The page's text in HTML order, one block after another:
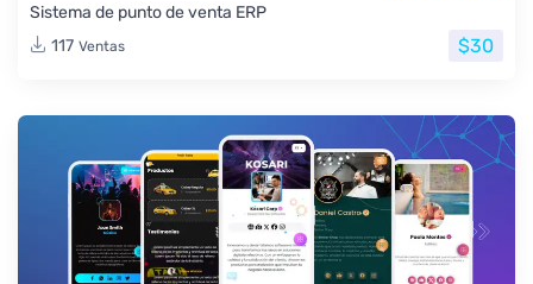
Sistema de punto de venta ERP
117 Ventas $30